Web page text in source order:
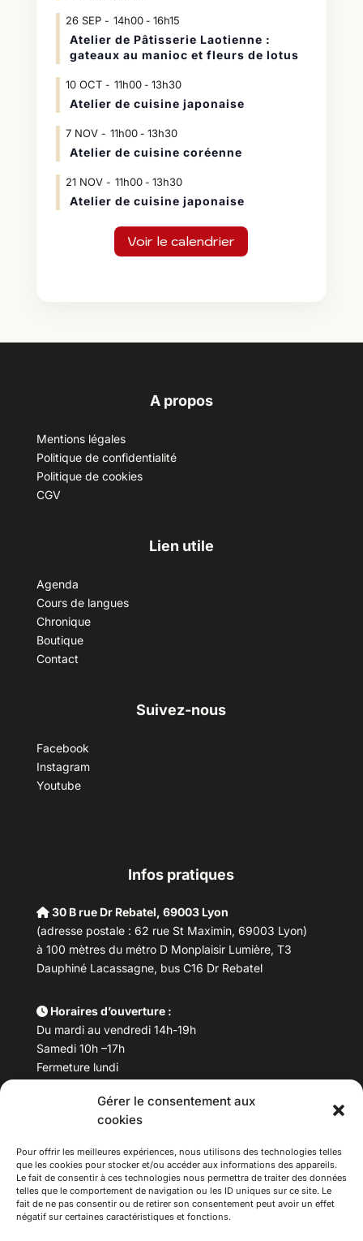
Gérer le consentement aux
cookies
Pour offrir les meilleures expériences, nous utilisons des technologies telles
que les cookies pour stocker et/ou accéder aux informations des appareils.
Le fait de consentir à ces technologies nous permettra de traiter des données
telles que le comportement de navigation ou les ID uniques sur ce site. Le
fait de ne pas consentir ou de retirer son consentement peut avoir un effet
négatif sur certaines caractéristiques et fonctions.
26 SEP 14h00- 16h15
Atelier de Pâtisserie Laotienne :
gateaux au manioc et fleurs de lotus
10 OCT 11h00- 13h30
Atelier de cuisine japonaise
7 NOV 11h00- 13h30
Atelier de cuisine coréenne
21 NOV 11h00- 13h30
Atelier de cuisine japonaise
Voir le calendrier
A propos
Mentions légales
Politique de confidentialité
Politique de cookies
CGV
Lien utile
Agenda
Cours de langues
Chronique
Boutique
Contact
Suivez-nous
Facebook
Instagram
Youtube
Infos pratiques
30 B rue Dr Rebatel, 69003 Lyon
(adresse postale : 62 rue St Maximin, 69003 Lyon)
à 100 mètres du métro D Monplaisir Lumière, T3
Dauphiné Lacassagne, bus C16 Dr Rebatel
Horaires d’ouverture :
Du mardi au vendredi 14h-19h
Samedi 10h –17h
Fermeture lundi
Téléphone : 04 78 53 06 40
maisondesculturesasiatiques@asiexpo.com